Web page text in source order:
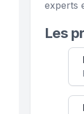
experts
Les